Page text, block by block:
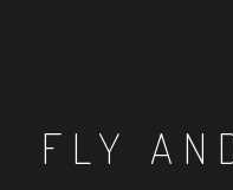
FLY